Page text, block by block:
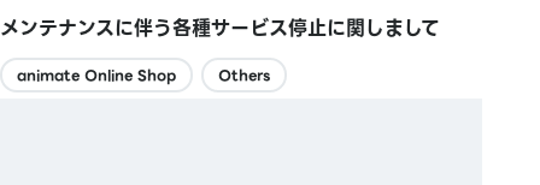
メンテナンスに伴う各種サービス停止に関しまして
animate Online Shop Others